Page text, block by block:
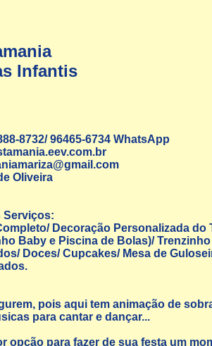
Infantis
8732/ 96465-6734 WhatsApp
Oliveira
Serviços:
Decoração Personalizada
Baby e Piscina de Bolas)/
Doces/ Cupcakes/ Mesa de
pois aqui tem animação de
para cantar e dançar...
opção para fazer de sua festa um